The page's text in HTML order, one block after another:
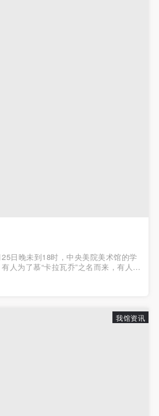
25日晚未到18时，中央美院美术馆的学
人为了慕“卡拉瓦乔”之名而来，有人为
的好奇而来，还可能有人仅仅为了对
仅为与意大利有关的任何文化元素。
我馆资讯